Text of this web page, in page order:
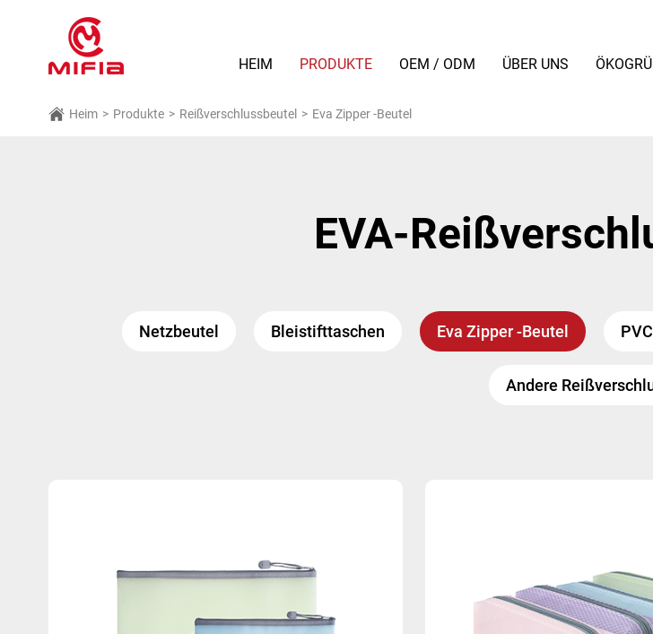
HEIM PRODUKTE OEM / ODM ÜBER UNS
Heim > Produkte > Reißverschlussbeutel > Eva Zipper -Beutel
EVA-
Netzbeutel Bleistifttaschen Eva Zipper -Beutel
Andere